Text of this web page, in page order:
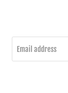
Email address